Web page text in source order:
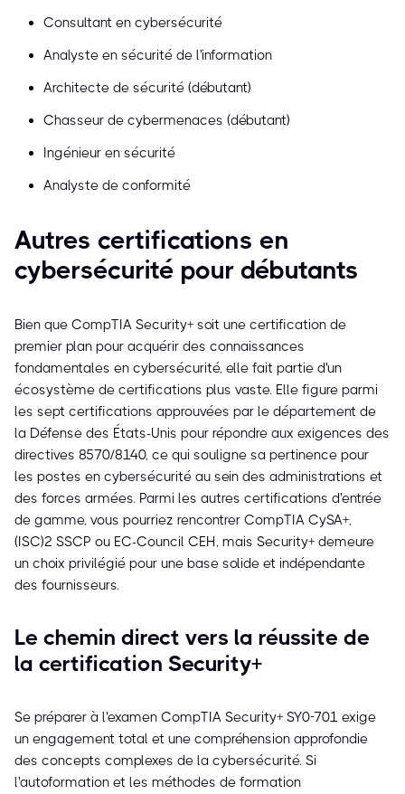
Consultant en cybersécurité
Analyste en sécurité de l'information
Architecte de sécurité (débutant)
Chasseur de cybermenaces (débutant)
Ingénieur en sécurité
Analyste de conformité
Autres certifications en
cybersécurité pour débutants
Bien que CompTIA Security+ soit une certification de
premier plan pour acquérir des connaissances
fondamentales en cybersécurité, elle fait partie d'un
écosystème de certifications plus vaste. Elle figure parmi
les sept certifications approuvées par le département de
la Défense des États-Unis pour répondre aux exigences des
directives 8570/8140, ce qui souligne sa pertinence pour
les postes en cybersécurité au sein des administrations et
des forces armées. Parmi les autres certifications d'entrée
de gamme, vous pourriez rencontrer CompTIA CySA+,
(ISC)² SSCP ou EC-Council CEH, mais Security+ demeure
un choix privilégié pour une base solide et indépendante
des fournisseurs.
Le chemin direct vers la réussite de
la certification Security+
Se préparer à l'examen CompTIA Security+ SY0-701 exige
un engagement total et une compréhension approfondie
des concepts complexes de la cybersécurité. Si
l'autoformation et les méthodes de formation